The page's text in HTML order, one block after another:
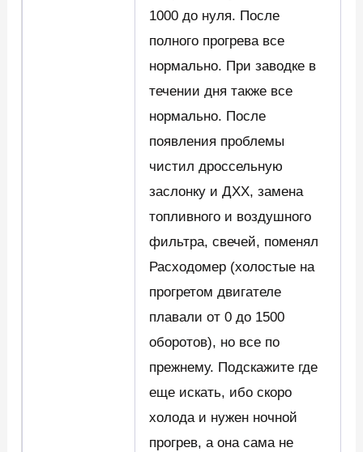
1000 до нуля. После
полного прогрева все
нормально. При заводке в
течении дня также все
нормально. После
появления проблемы
чистил дроссельную
заслонку и ДХХ, замена
топливного и воздушного
фильтра, свечей, поменял
Расходомер (холостые на
прогретом двигателе
плавали от 0 до 1500
оборотов), но все по
прежнему. Подскажите где
еще искать, ибо скоро
холода и нужен ночной
прогрев, а она сама не